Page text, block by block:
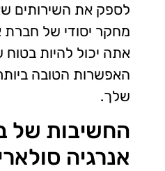
לספק את השירותים
מחקר יסודי של חברת
אתה יכול להיות
האפשרות הטובה
שלך.
החשיבות של
אנרגיה